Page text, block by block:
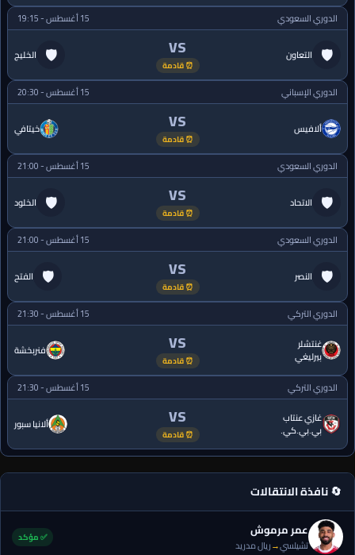
الدوري السعودي 15 أغسطس - 19:15
🛡 التعاون VS
⏰ قادمة
الخليج 🛡
الدوري الإسباني 15 أغسطس - 20:30
ألافيس VS
⏰ قادمة
خيتافي
الدوري السعودي 15 أغسطس - 21:00
🛡 الاتحاد VS
⏰ قادمة
الخلود 🛡
الدوري السعودي 15 أغسطس - 21:00
🛡 النصر VS
⏰ قادمة
الفتح 🛡
الدوري التركي
15 أغسطس - 21:30
غنتشلر
بيرليغي
VS
⏰ قادمة
فنربخشة
الدوري التركي
15 أغسطس - 21:30
غازي عنتاب
بي.بي.كي.
VS
⏰ قادمة
ألانيا سبور
🔄 نافذة الانتقالات
عمر مرموش
تشيلسي→ريال مدريد
✅ مؤكد